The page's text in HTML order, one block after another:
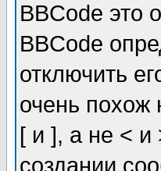
BBCode это
BBCode
отключить
очень похож
[ и ], а не < и
создании